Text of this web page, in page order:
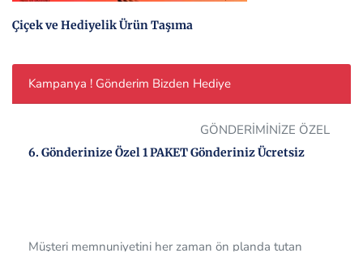
Çiçek ve Hediyelik Ürün Taşıma
Kampanya ! Gönderim Bizden Hediye
GÖNDERİMİNİZE ÖZEL
6. Gönderinize Özel 1 PAKET Gönderiniz Ücretsiz
ücretsiz olarak sağlamaktadır. Bizi tercih ettiğiniz için çok